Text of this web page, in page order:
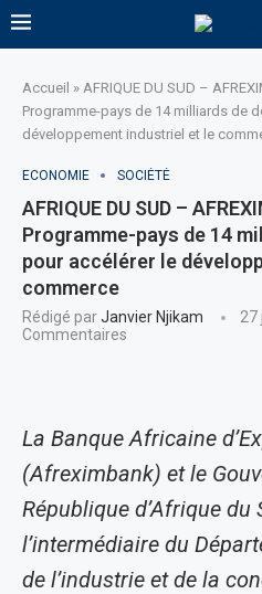
Accueil » AFRIQUE DU SUD –
Programme-pays de 14 milliards de
développement industriel et le
ECONOMIE SOCIÉTÉ
AFRIQUE DU SUD –
Programme-pays de 14
pour accélérer le
commerce
Rédigé parJanvier Njikam 27
Commentaires
La Banque Africaine
(Afreximbank) et le
République d’Afrique du
l’intermédiaire du
de l’industrie et de la